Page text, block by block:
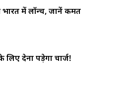
भारत में लॉन्च, जानें कीमत
देना पड़ेगा चार्ज!